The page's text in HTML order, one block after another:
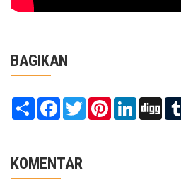
BAGIKAN
Share Facebook
TwitterPinterestLinkedInDigg
KOMENTAR